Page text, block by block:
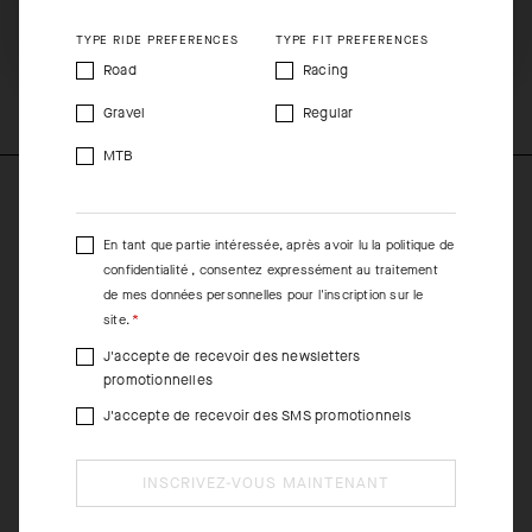
COMPOSITION
TYPE RIDE PREFERENCES
Road
Gravel
MTB
TYPE FIT PREFERENCES
Racing
Regular
En tant que partie intéressée, après avoir lu la politique de
confidentialité , consentez expressément au traitement
de mes données personnelles pour l'inscription sur le
site.
J'accepte de recevoir des newsletters
promotionnelles
J'accepte de recevoir des SMS promotionnels
INSCRIVEZ-VOUS MAINTENANT